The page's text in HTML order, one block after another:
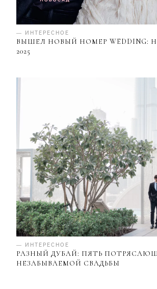
— ИНТЕРЕСНОЕ
ВЫШЕЛ НОВЫЙ НОМЕР WEDDING:
2025
— ИНТЕРЕСНОЕ
РАЗНЫЙ ДУБАЙ: ПЯТЬ
НЕЗАБЫВАЕМОЙ СВАДЬБЫ